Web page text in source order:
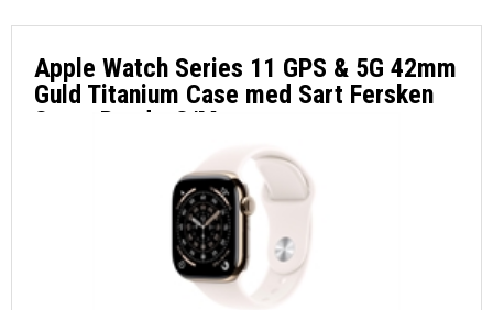
Apple Watch Series 11 GPS & 5G 42mm
Guld Titanium Case med Sart Fersken
Sport Band - S/M